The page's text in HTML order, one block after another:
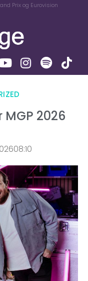
Prix og Eurovision
2026
08:10